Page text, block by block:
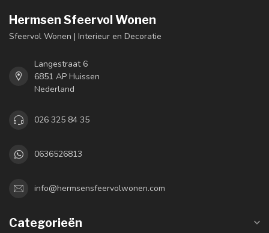
Hermsen Sfeervol Wonen
Sfeervol Wonen | Interieur en Decoratie
Langestraat 6
6851 AP Huissen
Nederland
026 325 84 35
0636526813
info@hermsensfeervolwonen.com
Categorieën